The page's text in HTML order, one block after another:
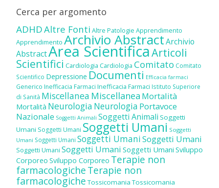
Cerca per argomento
ADHDAltre Fonti Altre Patologie Apprendimento
Apprendimento Archivio AbstractArchivio
AbstractArea ScientificaArticoli
Scientifici Cardiologia Cardiologia Comitato Comitato
Scientifico Depressione Documenti Efficacia farmaci
Generico Inefficacia Farmaci Inefficacia Farmaci Istituto Superiore
di Sanità Miscellanea Miscellanea Mortalità
Mortalità Neurologia Neurologia Portavoce
Nazionale Soggetti Animali Soggetti Animali Soggetti
Umani Soggetti Umani Soggetti Umani Soggetti
Umani Soggetti Umani Soggetti UmaniSoggetti Umani
Soggetti Umani Soggetti Umani Soggetti Umani Sviluppo
Corporeo Sviluppo Corporeo Terapie non
farmacologicheTerapie non
farmacologiche Tossicomania Tossicomania